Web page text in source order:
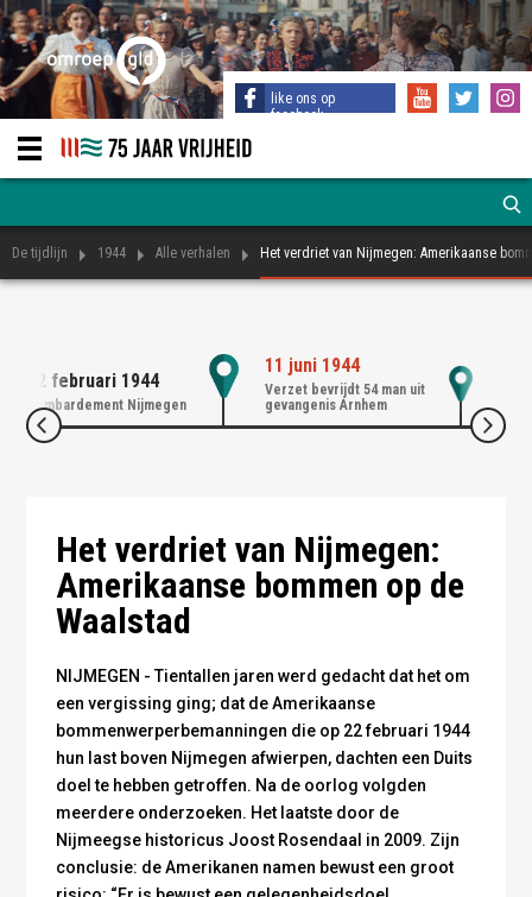
like ons op
facebook
De tijdlijn 1944 Alle verhalen Het verdriet van Nijmegen: Amerikaanse
22 februari 1944
Bombardement Nijmegen
11 juni 1944
Verzet bevrijdt 54 man uit
gevangenis Arnhem
Herdenking bij monument De Schommel - Omroep
Het verdriet van Nijmegen:
Amerikaanse bommen op de
Waalstad
NIJMEGEN - Tientallen jaren werd gedacht dat het om
een vergissing ging; dat de Amerikaanse
bommenwerperbemanningen die op 22 februari 1944
hun last boven Nijmegen afwierpen, dachten een Duits
doel te hebben getroffen. Na de oorlog volgden
meerdere onderzoeken. Het laatste door de
Nijmeegse historicus Joost Rosendaal in 2009. Zijn
conclusie: de Amerikanen namen bewust een groot